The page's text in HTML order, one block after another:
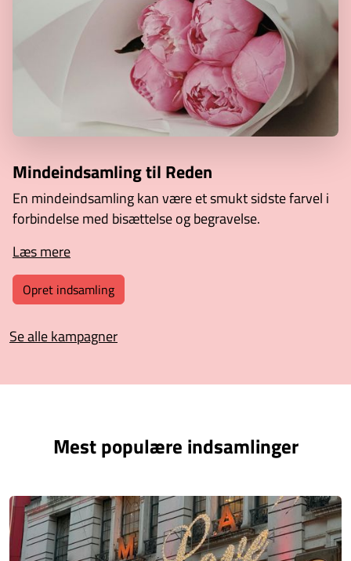
Mindeindsamling til Reden
En mindeindsamling kan være et smukt sidste farvel i
forbindelse med bisættelse og begravelse.
Læs mere
Opret indsamling
Se alle kampagner
Mest populære indsamlinger